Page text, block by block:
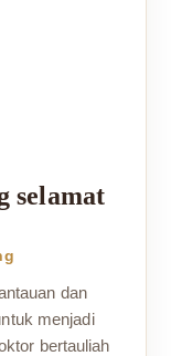
selamat
dan
menjadi
bertauliah